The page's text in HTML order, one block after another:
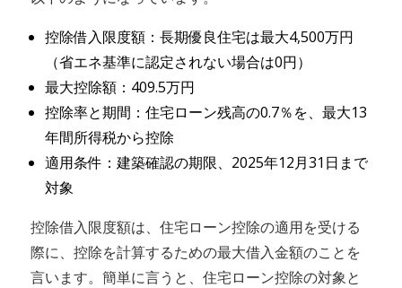
控除借入限度額：長期優良住宅は最大4,500万円
（省エネ基準に認定されない場合は0円）
最大控除額：409.5万円
控除率と期間：住宅ローン残高の0.7％を、最大13
年間所得税から控除
適用条件：建築確認の期限、2025年12月31日まで
対象
控除借入限度額は、住宅ローン控除の適用を受ける
際に、控除を計算するための最大借入金額のことを
言います。簡単に言うと、住宅ローン控除の対象と